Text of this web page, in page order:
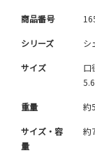
商品番号
シリーズ シ
サイズ
口
重量 約
サイズ・容
量
約